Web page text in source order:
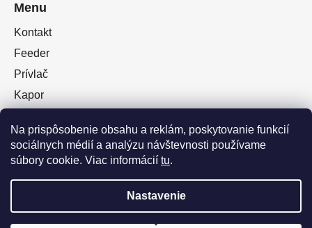
Na prispôsobenie obsahu a reklám, poskytovanie funkcií
sociálnych médií a analýzu návštevnosti používame
súbory cookie. Viac informácií tu.
Nastavenie
Menu
Kontakt
Feeder
Prívlač
Kapor
Plávaná
Muškárina